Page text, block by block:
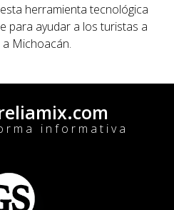
herramienta tecnológica
para ayudar a los turistas a
Michoacán.
informativa